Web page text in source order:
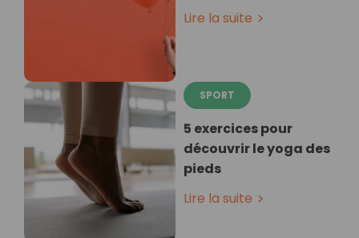
Lire la suite
SPORT
5 exercices pour
découvrir le yoga des
pieds
Lire la suite